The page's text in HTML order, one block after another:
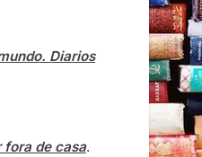
Diarios
fora de casa.